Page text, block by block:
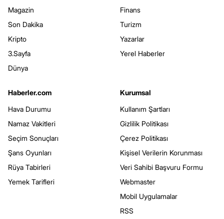
Magazin
Son Dakika
Kripto
3.Sayfa
Dünya
Finans
Turizm
Yazarlar
Yerel Haberler
Haberler.com
Hava Durumu
Namaz Vakitleri
Seçim Sonuçları
Şans Oyunları
Rüya Tabirleri
Yemek Tarifleri
Kurumsal
Kullanım Şartları
Gizlilik Politikası
Çerez Politikası
Kişisel Verilerin Korunması
Veri Sahibi Başvuru Formu
Webmaster
Mobil Uygulamalar
RSS